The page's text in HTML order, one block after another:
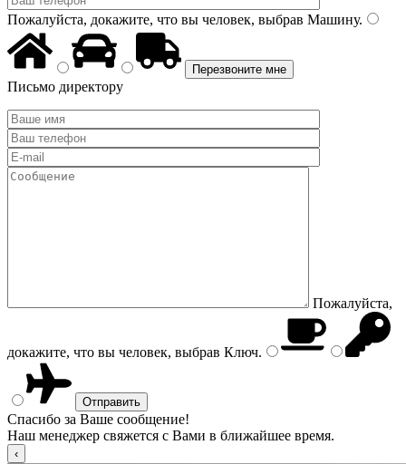
Пожалуйста, докажите, что вы человек, выбрав Машину.
Письмо директору
Пожалуйста,
докажите, что вы человек, выбрав Ключ.
Спасибо за Ваше сообщение!
Наш менеджер свяжется с Вами в ближайшее время.